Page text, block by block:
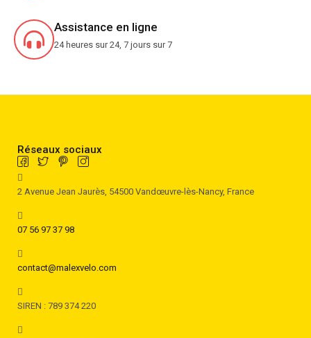
Assistance en ligne
24 heures sur 24, 7 jours sur 7
Réseaux sociaux
2 Avenue Jean Jaurès, 54500 Vandœuvre-lès-Nancy, France
07 56 97 37 98
contact@malexvelo.com
SIREN : 789 374 220